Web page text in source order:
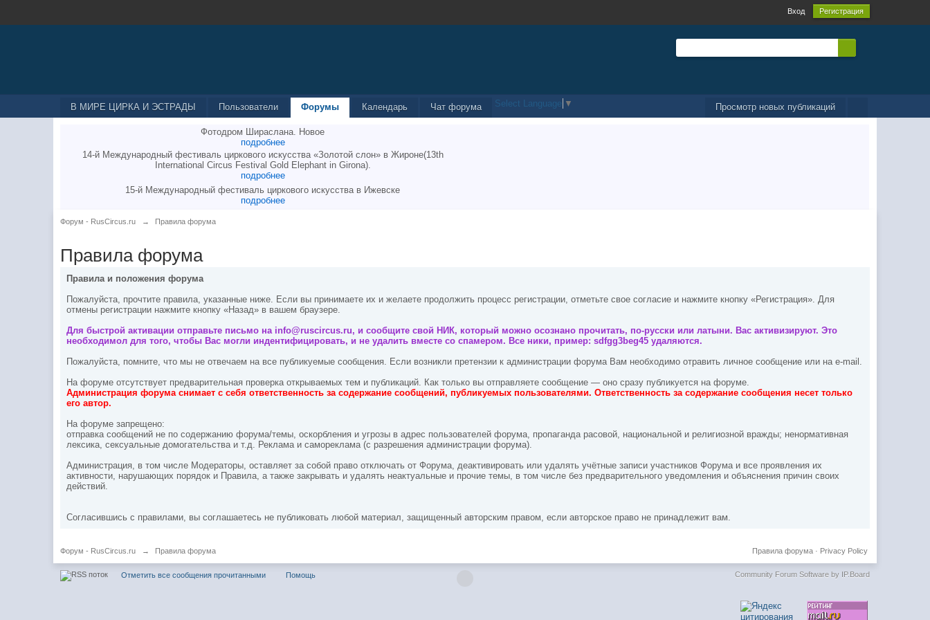
Вход Регистрация
Просмотр новых публикаций
В МИРЕ ЦИРКА И ЭСТРАДЫ Пользователи Форумы Календарь Чат форума Select Language ▼
Фотодром Шираслана. Новое
подробнее
14-й Международный фестиваль циркового искусства «Золотой слон» в Жироне(13th
International Circus Festival Gold Elephant in Girona).
подробнее
15-й Международный фестиваль циркового искусства в Ижевске
подробнее
Форум - RusCircus.ru → Правила форума
Правила форума
Правила и положения форума
Пожалуйста, прочтите правила, указанные ниже. Если вы принимаете их и желаете продолжить процесс регистрации, отметьте свое согласие и нажмите кнопку «Регистрация». Для
отмены регистрации нажмите кнопку «Назад» в вашем браузере.
Для быстрой активации отправьте письмо на info@ruscircus.ru, и сообщите свой НИК, который можно осознано прочитать, по-русски или латыни. Вас активизируют. Это
необходимол для того, чтобы Вас могли индентифицировать, и не удалить вместе со спамером. Все ники, пример: sdfgg3beg45 удаляются.
Пожалуйста, помните, что мы не отвечаем на все публикуемые сообщения. Если возникли претензии к администрации форума Вам необходимо отравить личное сообщение или на e-mail.
На форуме отсутствует предварительная проверка открываемых тем и публикаций. Как только вы отправляете сообщение — оно сразу публикуется на форуме.
Администрация форума снимает с себя ответственность за содержание сообщений, публикуемых пользователями. Ответственность за содержание сообщения несет только
его автор.
На форуме запрещено:
отправка сообщений не по содержанию форума/темы, оскорбления и угрозы в адрес пользователей форума, пропаганда расовой, национальной и религиозной вражды; ненормативная
лексика, сексуальные домогательства и т.д. Реклама и самореклама (с разрешения администрации форума).
Администрация, в том числе Модераторы, оставляет за собой право отключать от Форума, деактивировать или удалять учётные записи участников Форума и все проявления их
активности, нарушающих порядок и Правила, а также закрывать и удалять неактуальные и прочие темы, в том числе без предварительного уведомления и объяснения причин своих
действий.
Согласившись с правилами, вы соглашаетесь не публиковать любой материал, защищенный авторским правом, если авторское право не принадлежит вам.
Форум - RusCircus.ru → Правила форума Privacy Policy
Правила форума·
Отметить все сообщения прочитанными Помощь Community Forum Software by IP.Board